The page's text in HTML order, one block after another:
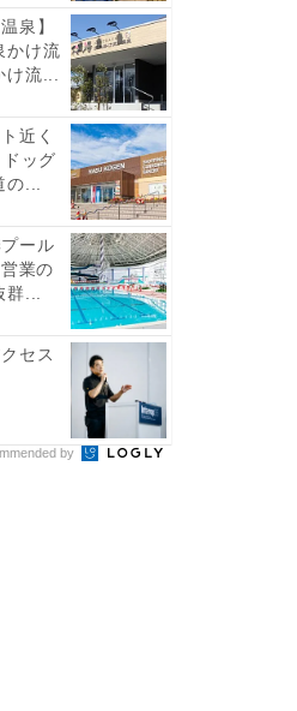
泉】
かけ流
流...
近く
ッグ
...
ール
業の
...
セス
by